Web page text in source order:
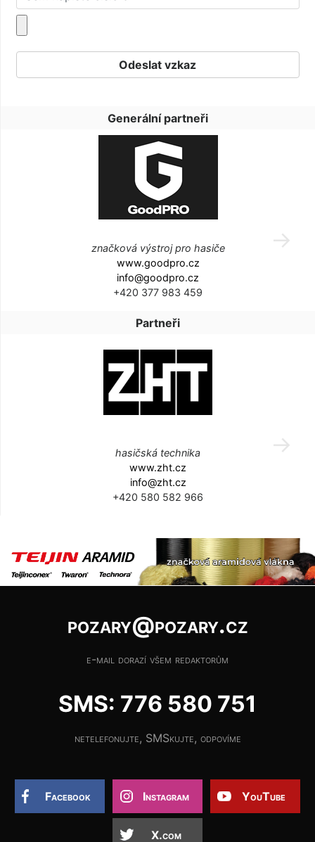
Generální partneři
značková výstroj pro hasiče
www.goodpro.cz
info@goodpro.cz
+420 377 983 459
Partneři
hasičská technika
www.zht.cz
info@zht.cz
+420 580 582 966
pozary@pozary.cz
e-mail dorazí všem redaktorům
SMS: 776 580 751
netelefonujte, SMSkujte, odpovíme
Facebook Instagram YouTube
X.com